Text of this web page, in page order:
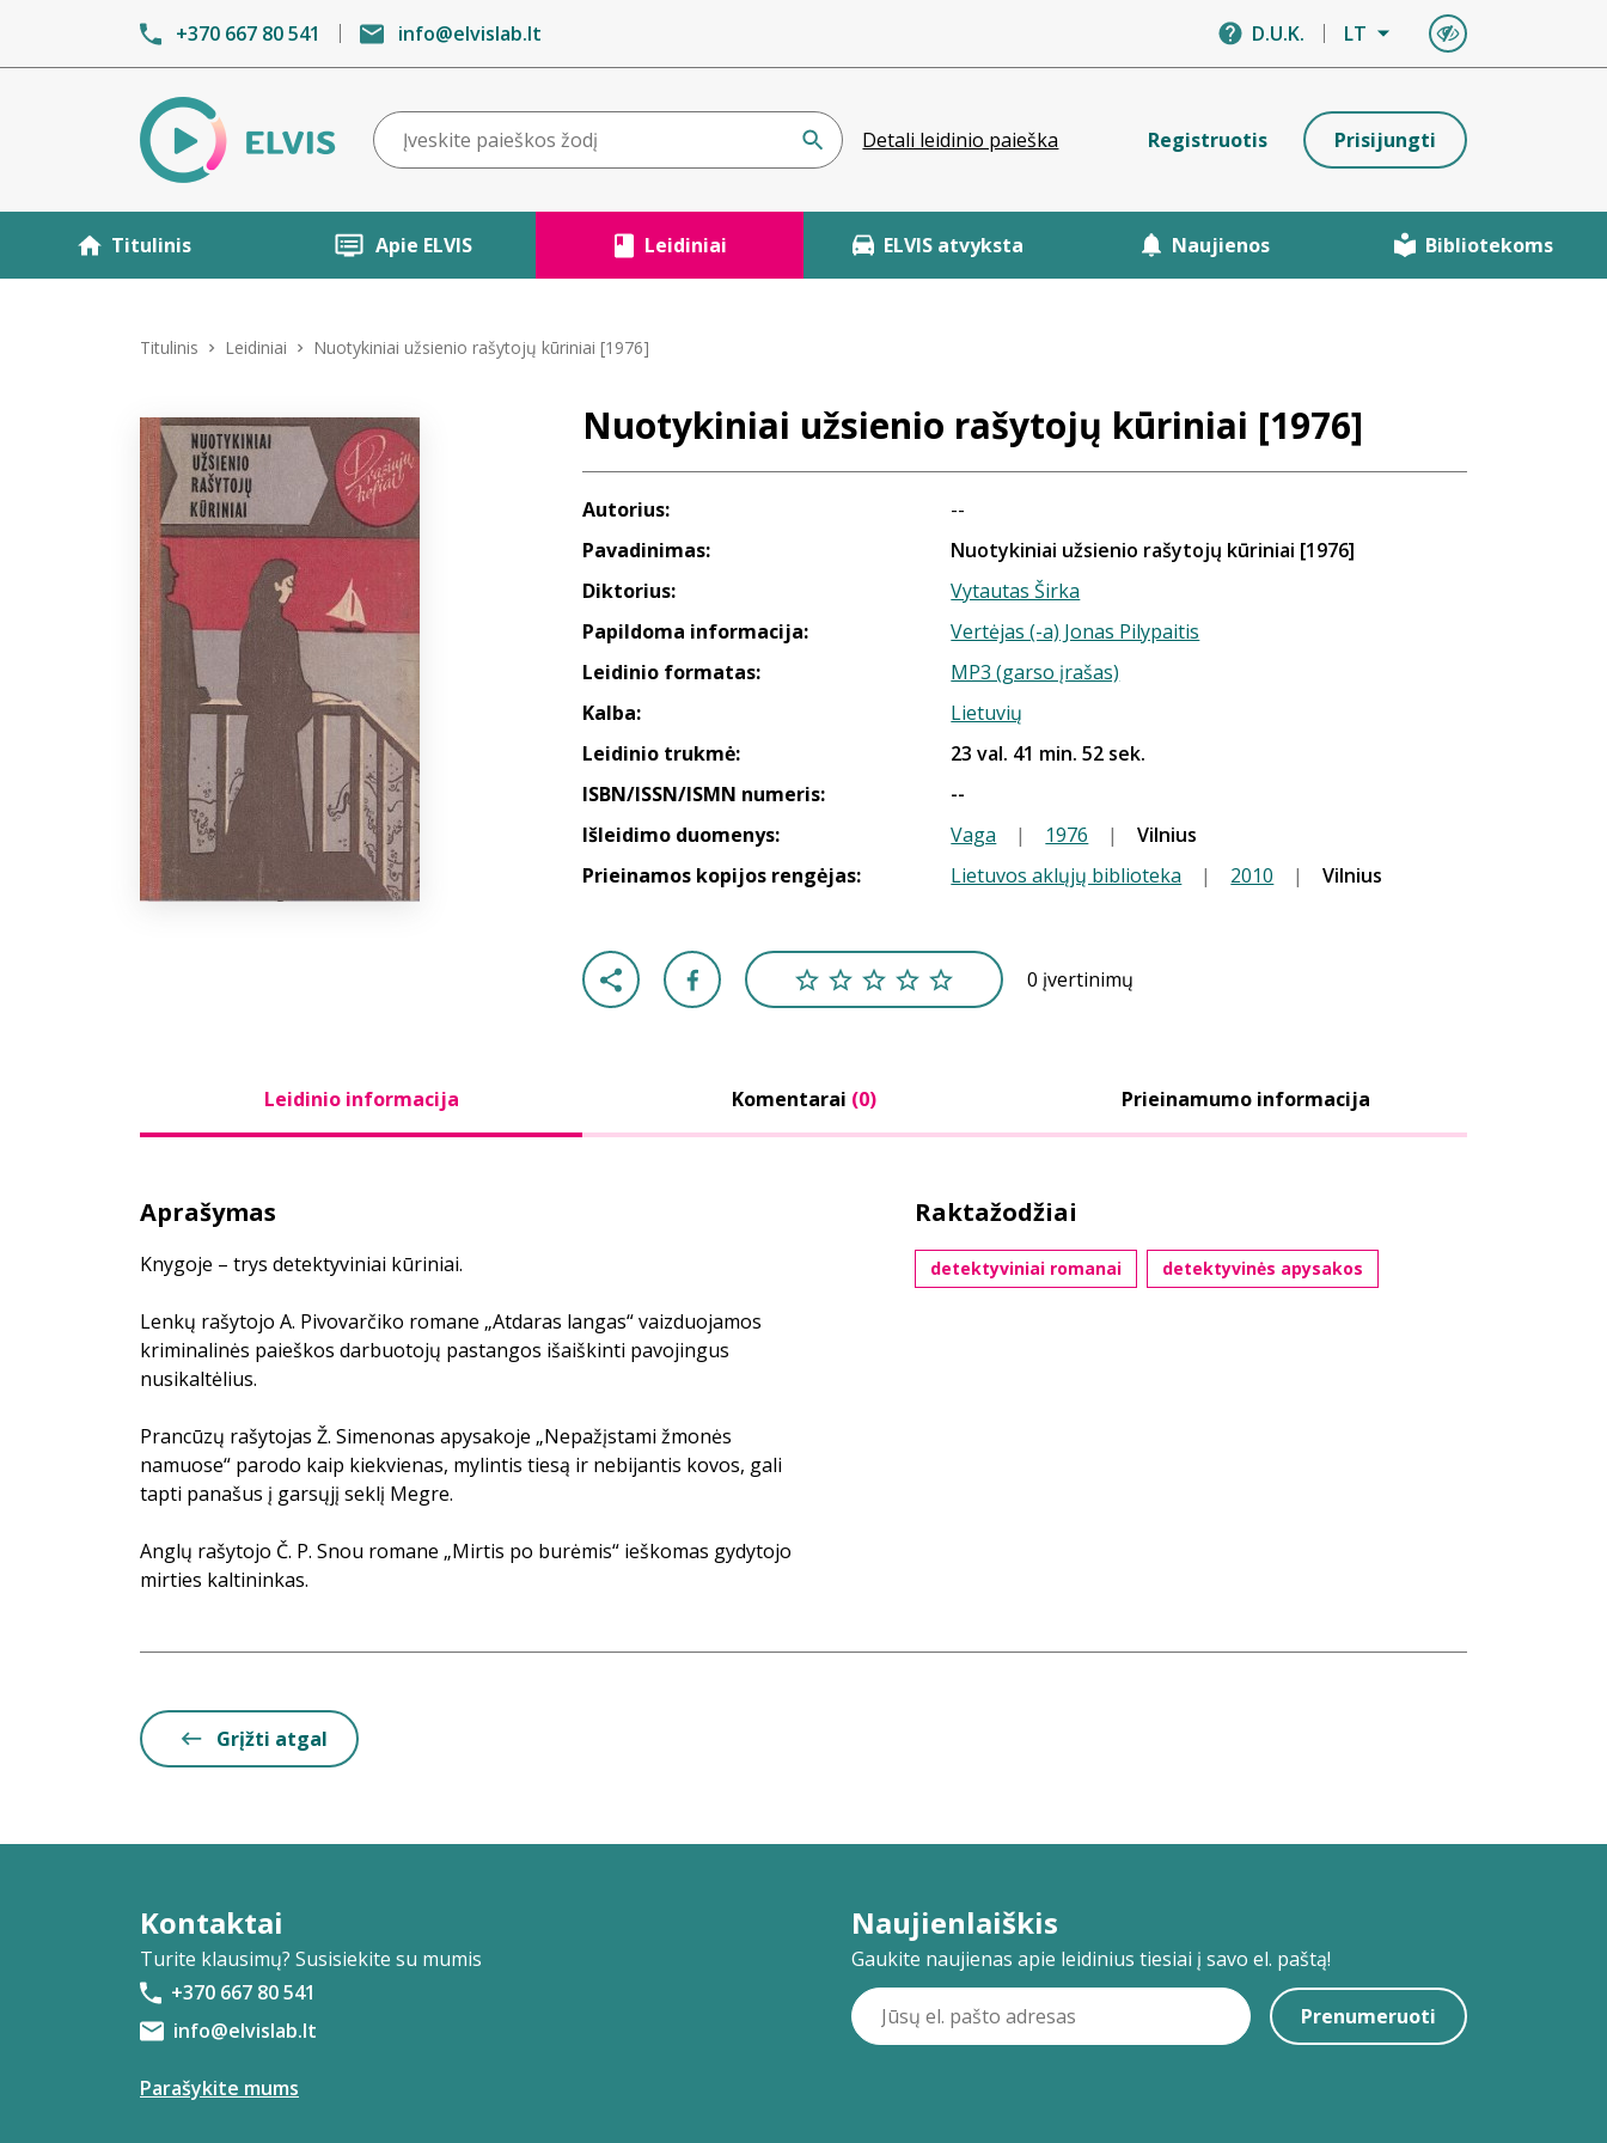
+370 667 80 541 info@elvislab.lt D.U.K. LT
Detali leidinio paieška Registruotis Prisijungti
Titulinis Apie ELVIS Leidiniai ELVIS atvyksta Naujienos Bibliotekoms
Titulinis Leidiniai Nuotykiniai užsienio rašytojų kūriniai [1976]
Nuotykiniai užsienio rašytojų kūriniai [1976]
Autorius:
--
Pavadinimas:
Nuotykiniai užsienio rašytojų kūriniai [1976]
Diktorius:
Vytautas Širka
Papildoma informacija:
Vertėjas (-a) Jonas Pilypaitis
Leidinio formatas:
MP3 (garso įrašas)
Kalba:
Lietuvių
Leidinio trukmė:
23 val. 41 min. 52 sek.
ISBN/ISSN/ISMN numeris:
--
Išleidimo duomenys:
Vaga | 1976 |
Vilnius
Prieinamos kopijos rengėjas:
Lietuvos aklųjų biblioteka | 2010 | Vilnius
0 įvertinimų
Leidinio informacija Komentarai (0) Prieinamumo informacija
Aprašymas
Knygoje – trys detektyviniai kūriniai.
Lenkų rašytojo A. Pivovarčiko romane „Atdaras langas“ vaizduojamos
kriminalinės paieškos darbuotojų pastangos išaiškinti pavojingus
nusikaltėlius.
Prancūzų rašytojas Ž. Simenonas apysakoje „Nepažįstami žmonės
namuose“ parodo kaip kiekvienas, mylintis tiesą ir nebijantis kovos, gali
tapti panašus į garsųjį seklį Megre.
Anglų rašytojo Č. P. Snou romane „Mirtis po burėmis“ ieškomas gydytojo
mirties kaltininkas.
Raktažodžiai
detektyviniai romanai detektyvinės apysakos
Grįžti atgal
Kontaktai
Turite klausimų? Susisiekite su mumis
+370 667 80 541
info@elvislab.lt
Parašykite mums
Naujienlaiškis
Gaukite naujienas apie leidinius tiesiai į savo el. paštą!
Prenumeruoti